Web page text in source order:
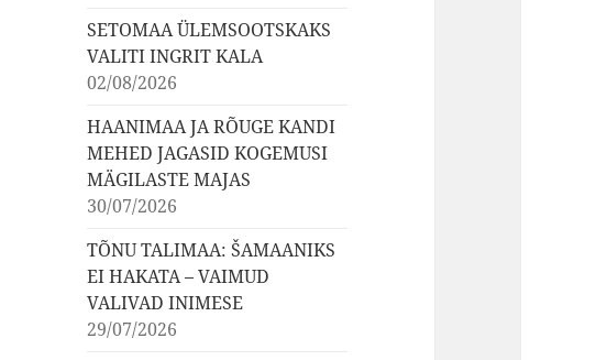
SETOMAA ÜLEMSOOTSKAKS
VALITI INGRIT KALA
02/08/2026
HAANIMAA JA RÕUGE KANDI
MEHED JAGASID KOGEMUSI
MÄGILASTE MAJAS
30/07/2026
TÕNU TALIMAA: ŠAMAANIKS
EI HAKATA – VAIMUD
VALIVAD INIMESE
29/07/2026